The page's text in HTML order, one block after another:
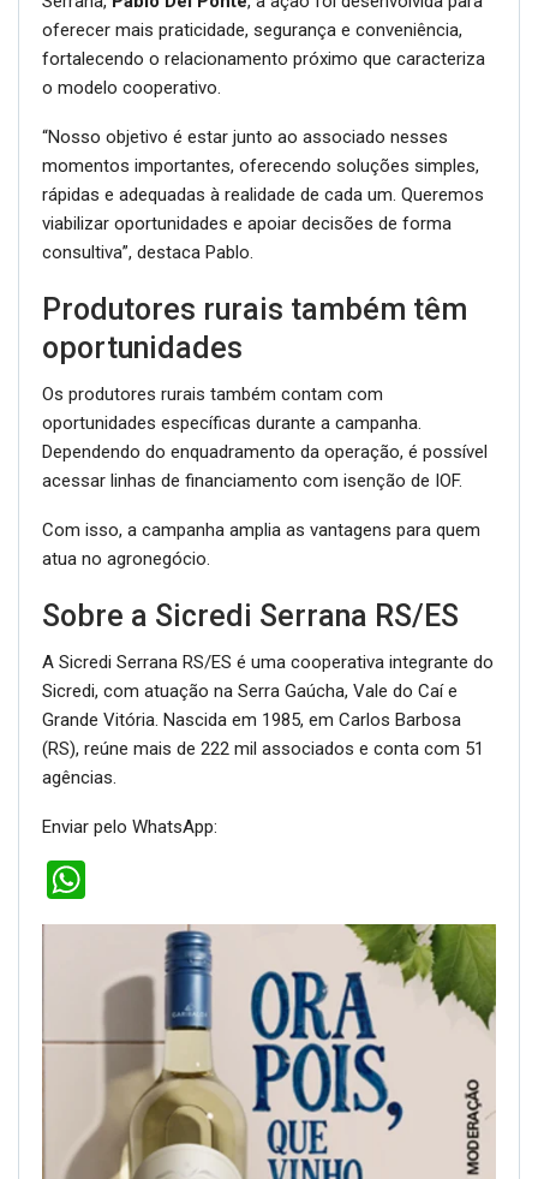
oferecer mais praticidade, segurança e conveniência,
fortalecendo o relacionamento próximo que caracteriza
o modelo cooperativo.
“Nosso objetivo é estar junto ao associado nesses
momentos importantes, oferecendo soluções simples,
rápidas e adequadas à realidade de cada um. Queremos
viabilizar oportunidades e apoiar decisões de forma
consultiva”, destaca Pablo.
Produtores rurais também têm
oportunidades
Os produtores rurais também contam com
oportunidades específicas durante a campanha.
Dependendo do enquadramento da operação, é possível
acessar linhas de financiamento com isenção de IOF.
Com isso, a campanha amplia as vantagens para quem
atua no agronegócio.
Sobre a Sicredi Serrana RS/ES
A Sicredi Serrana RS/ES é uma cooperativa integrante do
Sicredi, com atuação na Serra Gaúcha, Vale do Caí e
Grande Vitória. Nascida em 1985, em Carlos Barbosa
(RS), reúne mais de 222 mil associados e conta com 51
agências.
Enviar pelo WhatsApp: